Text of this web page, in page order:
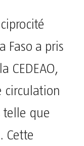
Faso a pris
CEDEAO,
circulation
telle que
Cette